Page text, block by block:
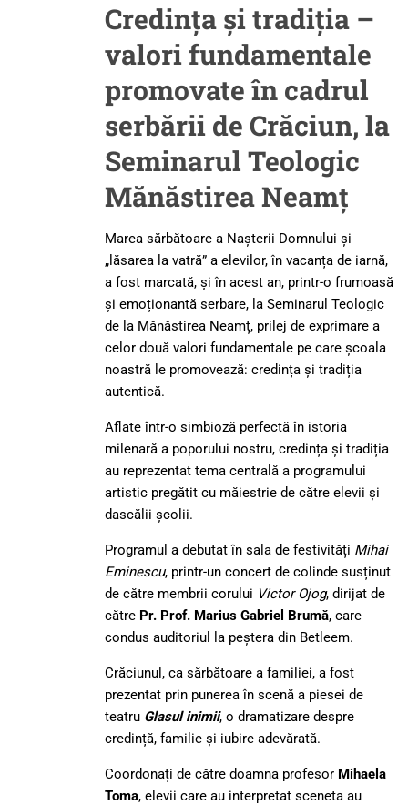
Credința și tradiția –
valori fundamentale
promovate în cadrul
serbării de Crăciun, la
Seminarul Teologic
Mănăstirea Neamț
Marea sărbătoare a Nașterii Domnului și
„lăsarea la vatră” a elevilor, în vacanța de iarnă,
a fost marcată, și în acest an, printr-o frumoasă
și emoționantă serbare, la Seminarul Teologic
de la Mănăstirea Neamț, prilej de exprimare a
celor două valori fundamentale pe care școala
noastră le promovează: credința și tradiția
autentică.
Aflate într-o simbioză perfectă în istoria
milenară a poporului nostru, credința și tradiția
au reprezentat tema centrală a programului
artistic pregătit cu măiestrie de către elevii și
dascălii școlii.
Programul a debutat în sala de festivități Mihai
Eminescu, printr-un concert de colinde susținut
de către membrii corului Victor Ojog, dirijat de
către Pr. Prof. Marius Gabriel Brumă, care
condus auditoriul la peștera din Betleem.
Crăciunul, ca sărbătoare a familiei, a fost
prezentat prin punerea în scenă a piesei de
teatru Glasul inimii, o dramatizare despre
credință, familie și iubire adevărată.
Coordonați de către doamna profesor Mihaela
Toma, elevii care au interpretat sceneta au